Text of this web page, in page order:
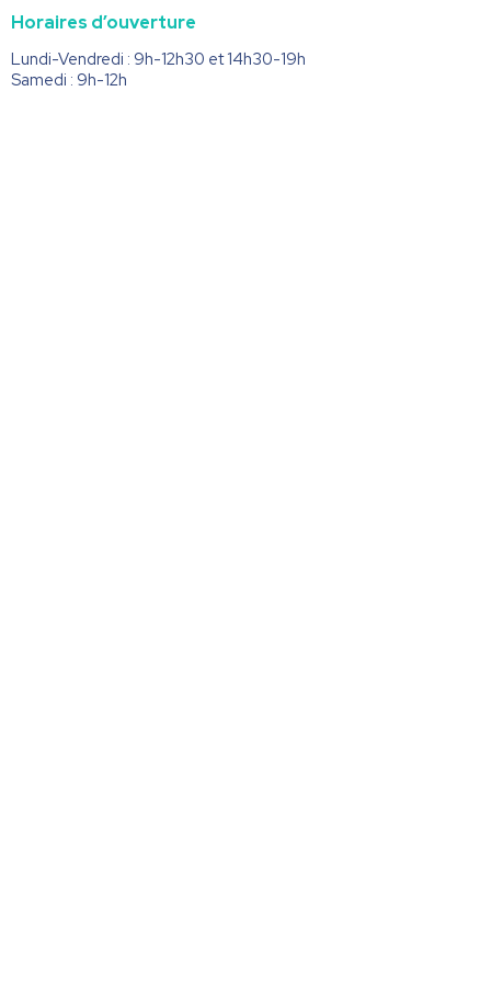
Horaires d’ouverture
Lundi-Vendredi : 9h-12h30 et 14h30-19h
Samedi : 9h-12h